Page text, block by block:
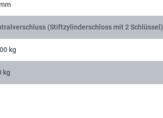
(Stiftzylinderschloss mit 2 Schlüssel)
kg
kg